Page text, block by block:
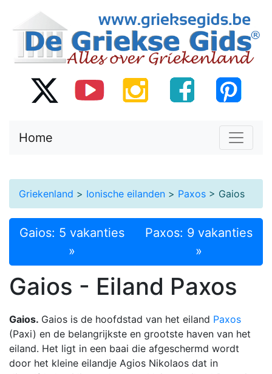
Home
Griekenland > Ionische eilanden > Paxos > Gaios
Gaios: 5 vakanties
»
Paxos: 9 vakanties
»
Gaios - Eiland Paxos
Gaios. Gaios is de hoofdstad van het eiland Paxos
(Paxi) en de belangrijkste en grootste haven van het
eiland. Het ligt in een baai die afgeschermd wordt
door het kleine eilandje Agios Nikolaos dat in